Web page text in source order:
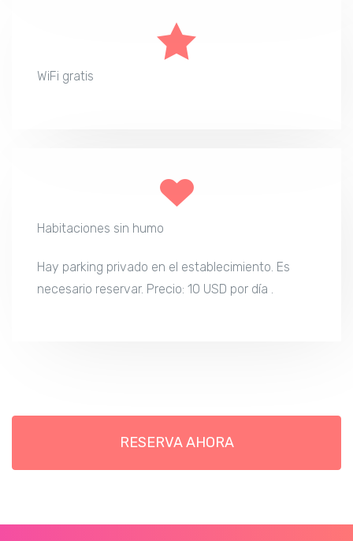
WiFi gratis
Habitaciones sin humo
Hay parking privado en el establecimiento. Es
necesario reservar. Precio: 10 USD por día .
RESERVA AHORA